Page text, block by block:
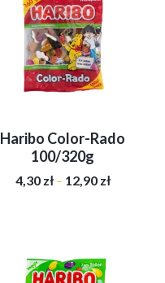
Haribo Color-Rado
100/320g
4,30 zł – 12,90 złZakres
wiele
wariantów.